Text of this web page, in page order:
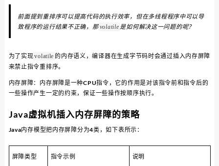
前面提到重排序可以提高代码的执行效率，但在多线程程序中可以导
致程序的运行结果不正确，那volatile 是如何解决这一问题的呢？
为了实现volatile 的内存语义，编译器在生成字节码时会通过插入内存屏障
来禁止指令重排序。
内存屏障：内存屏障是一种CPU指令，它的作用是对该指令前和指令后的
一些操作产生一定的约束，保证一些操作按顺序执行。
Java虚拟机插入内存屏障的策略
Java内存模型把内存屏障分为4类，如下表所示：
屏障类型 指令示例 说明